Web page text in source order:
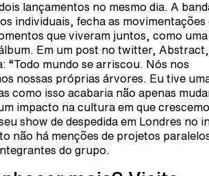
lançamentos no mesmo dia. A
individuais, fecha as movimentações
que viveram juntos, como uma
Em um post no twitter, Abstract,
“Todo mundo se arriscou. Nós nos
nossas próprias árvores. Eu tive
como isso acabaria não apenas
impacto na cultura em que
show de despedida em Londres no
não há menções de projetos
do grupo.